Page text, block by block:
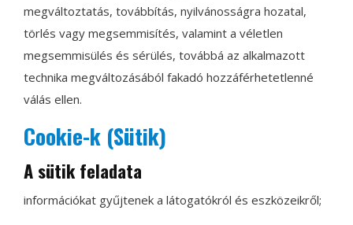
megváltoztatás, továbbítás, nyilvánosságra hozatal,
törlés vagy megsemmisítés, valamint a véletlen
megsemmisülés és sérülés, továbbá az alkalmazott
technika megváltozásából fakadó hozzáférhetetlenné
válás ellen.
Cookie-k (Sütik)
A sütik feladata
információkat gyűjtenek a látogatókról és eszközeikről;